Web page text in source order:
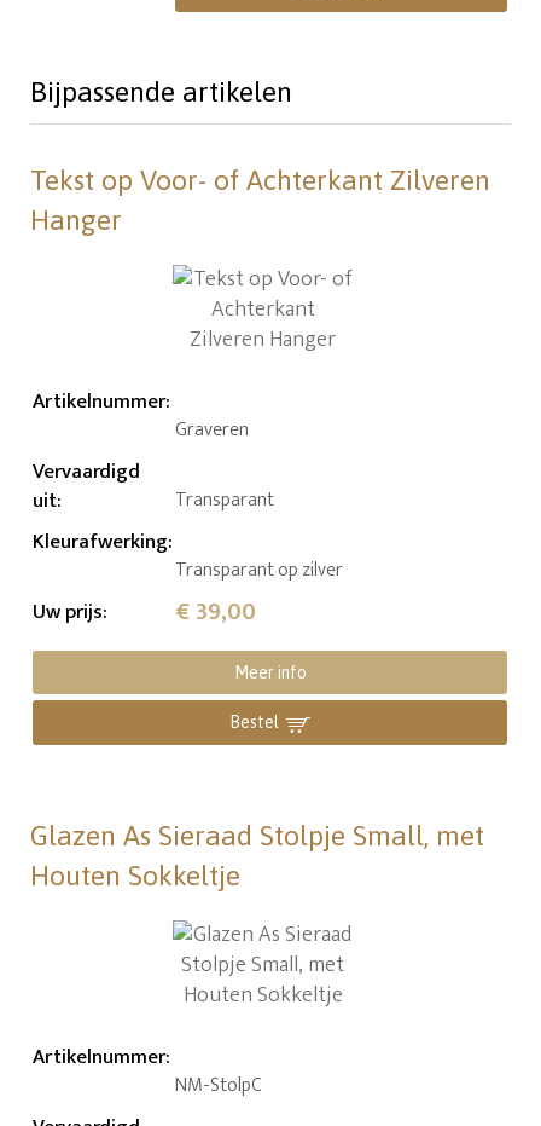
Bijpassende artikelen
Tekst op Voor- of Achterkant Zilveren
Hanger
Artikelnummer:
Graveren
Vervaardigd
uit: Transparant
Kleurafwerking:
Transparant op zilver
Uw prijs: € 39,00
Meer info
Bestel
Glazen As Sieraad Stolpje Small, met
Houten Sokkeltje
Artikelnummer:
NM-StolpC